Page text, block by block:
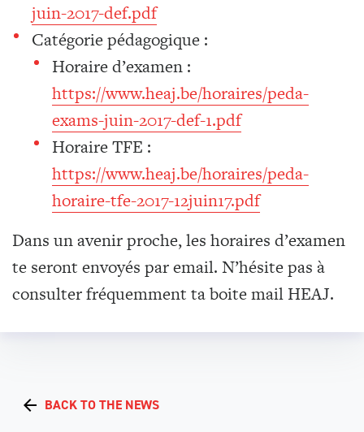
juin-2017-def.pdf
Catégorie pédagogique :
Horaire d’examen :
https://www.heaj.be/horaires/peda-
exams-juin-2017-def-1.pdf
Horaire TFE :
https://www.heaj.be/horaires/peda-
horaire-tfe-2017-12juin17.pdf
Dans un avenir proche, les horaires d’examen
te seront envoyés par email. N’hésite pas à
consulter fréquemment ta boite mail HEAJ.
BACK TO THE NEWS